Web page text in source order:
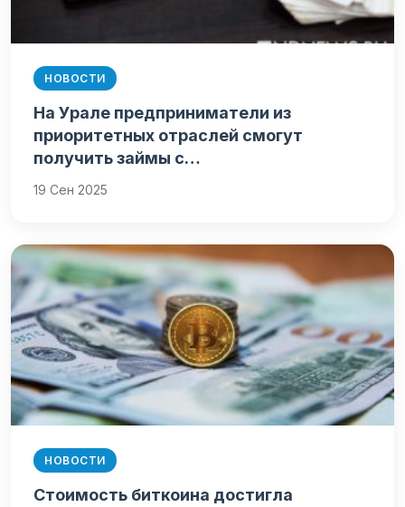
НОВОСТИ
На Урале предприниматели из
приоритетных отраслей смогут
получить займы с…
19 Сен 2025
НОВОСТИ
Стоимость биткоина достигла